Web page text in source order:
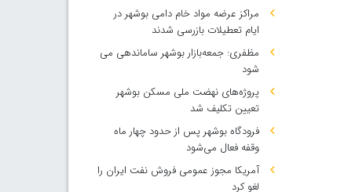
مراکز عرضه مواد خام دامی بوشهر در
ایام تعطیلات بازرسی شدند
مظفری: جمعه‌بازار بوشهر ساماندهی می‌
شود
پروژه‌های نهضت ملی مسکن بوشهر
تعیین تکلیف شد
فرودگاه بوشهر پس از حدود چهار ماه
وقفه فعال می‌شود
آمریکا مجوز عمومی فروش نفت ایران را
لغو کرد